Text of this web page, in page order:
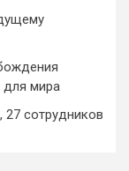
мира
27 сотрудников